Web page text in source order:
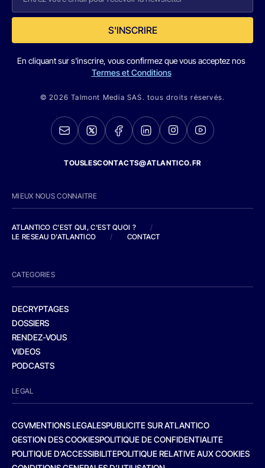
S'INSCRIRE
En cliquant sur s'inscrire, vous confirmez que vous acceptez nos
Termes et Conditions
© 2026 Talmont Media SAS. tous droits réservés.
TOUSLESCONTACTS@ATLANTICO.FR
MIEUX NOUS CONNAITRE
ATLANTICO C'EST QUI, C'EST QUOI ?
/
LE RESEAU D'ATLANTICO
/ CONTACT
CATEGORIES
DECRYPTAGES
DOSSIERS
RENDEZ-VOUS
VIDEOS
PODCASTS
LEGAL
CGVMENTIONS LEGALESPUBLICITE SUR ATLANTICO
GESTION DES COOKIESPOLITIQUE DE CONFIDENTIALITE
POLITIQUE D’ACCESSIBILITEPOLITIQUE RELATIVE AUX COOKIES